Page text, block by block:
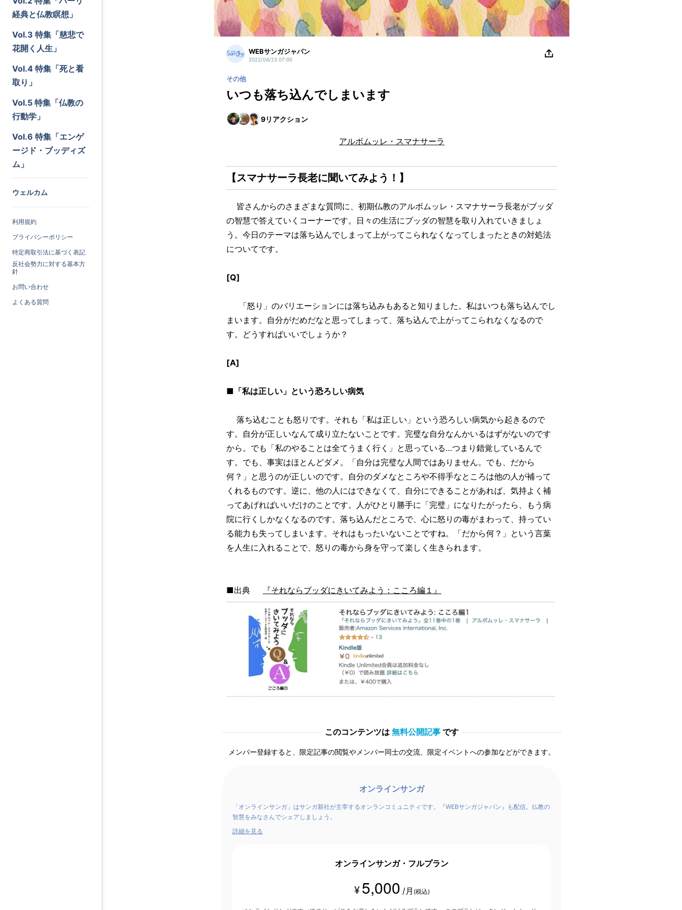
経典と仏教瞑想」
Vol.3 特集「慈悲で
花開く人生」
Vol.4 特集「死と看
取り」
Vol.5 特集「仏教の
行動学」
Vol.6 特集「エンゲ
ージド・ブッディズ
ム」
ウェルカム
利用規約
プライバシーポリシー
特定商取引法に基づく表記
反社会勢力に対する基本方
針
お問い合わせ
よくある質問
WEBサンガジャパン
2022/04/23 07:00
その他
いつも落ち込んでしまいます
9リアクション
アルボムッレ・スマナサーラ
【スマナサーラ長老に聞いてみよう！】
皆さんからのさまざまな質問に、初期仏教のアルボムッレ・スマナサーラ長老がブッダ
の智慧で答えていくコーナーです。日々の生活にブッダの智慧を取り入れていきましょ
う。今日のテーマは落ち込んでしまって上がってこられなくなってしまったときの対処法
についてです。
[Q]
「怒り」のバリエーションには落ち込みもあると知りました。私はいつも落ち込んでし
まいます。自分がだめだなと思ってしまって、落ち込んで上がってこられなくなるので
す。どうすればいいでしょうか？
[A]
■「私は正しい」という恐ろしい病気
落ち込むことも怒りです。それも「私は正しい」という恐ろしい病気から起きるので
す。自分が正しいなんて成り立たないことです。完璧な自分なんかいるはずがないのです
から。でも「私のやることは全てうまく行く」と思っている…つまり錯覚しているんで
す。でも、事実はほとんどダメ。「自分は完璧な人間ではありません。でも、だから
何？」と思うのが正しいのです。自分のダメなところや不得手なところは他の人が補って
くれるものです。逆に、他の人にはできなくて、自分にできることがあれば、気持よく補
ってあげればいいだけのことです。人がひとり勝手に「完璧」になりたがったら、もう病
院に行くしかなくなるのです。落ち込んだところで、心に怒りの毒がまわって、持ってい
る能力も失ってしまいます。それはもったいないことですね。「だから何？」という言葉
を人生に入れることで、怒りの毒から身を守って楽しく生きられます。
■出典 『それならブッダにきいてみよう：こころ編１』
このコンテンツは 無料公開記事 です
メンバー登録すると、限定記事の閲覧やメンバー同士の交流、限定イベントへの参加などができます。
オンラインサンガ
「オンラインサンガ」はサンガ新社が主宰するオンランコミュニティです。『WEBサンガジャパン』も配信。仏教の
智慧をみなさんでシェアしましょう。
詳細を見る
オンラインサンガ・フルプラン
¥ 5,000 /月 (税込)